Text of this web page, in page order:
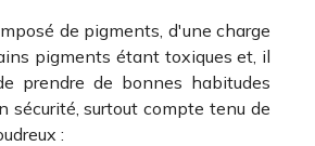
de pigments, d'une charge
pigments étant toxiques et, il
prendre de bonnes habitudes
sécurité, surtout compte tenu de
: